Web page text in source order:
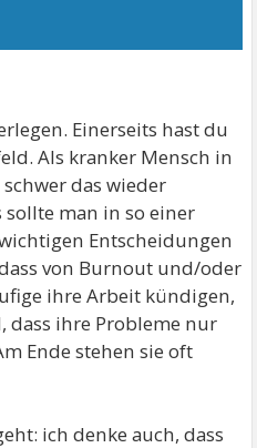
Einerseits hast du
Als kranker Mensch in
das wieder
man in so einer
Entscheidungen
von Burnout und/oder
ihre Arbeit kündigen,
dass ihre Probleme nur
Ende stehen sie oft
ich denke auch, dass